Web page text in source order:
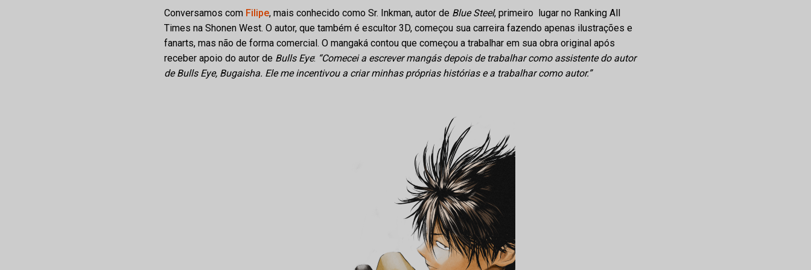
Conversamos com Filipe, mais conhecido como Sr. Inkman, autor de Blue Steel, primeiro lugar no Ranking All
Times na Shonen West. O autor, que também é escultor 3D, começou sua carreira fazendo apenas ilustrações e
fanarts, mas não de forma comercial. O mangaká contou que começou a trabalhar em sua obra original após
receber apoio do autor de Bulls Eye: “Comecei a escrever mangás depois de trabalhar como assistente do autor
de Bulls Eye, Bugaisha. Ele me incentivou a criar minhas próprias histórias e a trabalhar como autor.”